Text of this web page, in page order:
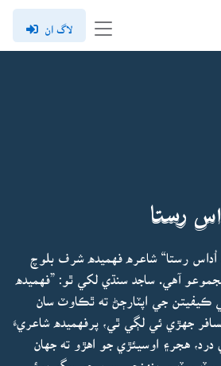
لاگ ان
رستا
اُداس رستا“ شاعره فهميده شرف بلوچ
آهي. ساجد سنڌي لکي ٿو: ”فهميده
جي اپٽارڄڻ ته ٿڪاوٽ سان
جهڙي ئي لڳي ٿي، پرفهميده شاعريءَ
درد، هجر۽ اوسيئڙي جو اهڙو ته جهان
سٽ سٽ ۾ پنهنجي سريرجو سڳو پوئي